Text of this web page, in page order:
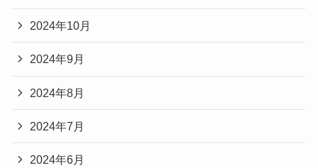
2024年10月
2024年9月
2024年8月
2024年7月
2024年6月